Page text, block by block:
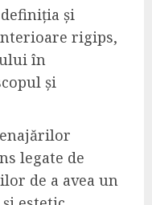
și
rigips,
în
și
legate de
de a avea un